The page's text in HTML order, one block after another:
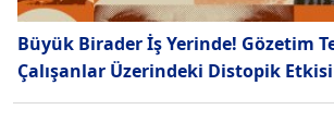
Büyük Birader İş Yerinde! Gözetim
Çalışanlar Üzerindeki Distopik Etkisi